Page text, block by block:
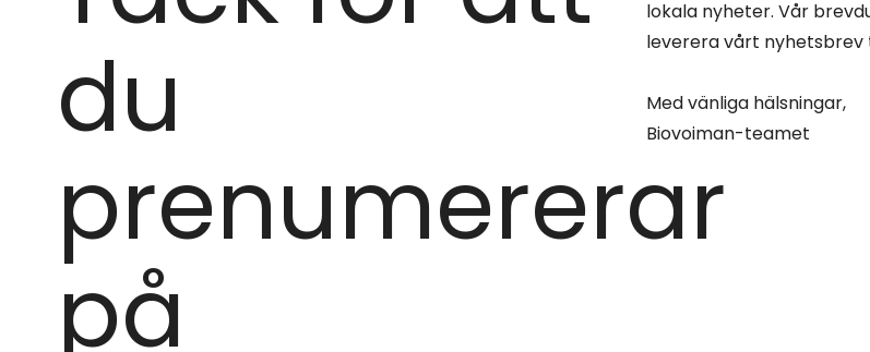
du
prenumererar
på
lokala nyheter. Vår
leverera vårt nyhetsbrev
Med vänliga hälsningar,
Biovoiman-teamet